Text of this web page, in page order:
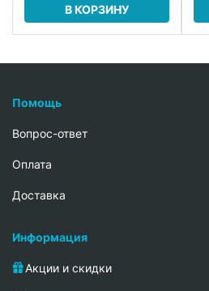
В КОРЗИНУ
Помощь
Вопрос-ответ
Oплата
Доставка
Информация
Акции и скидки